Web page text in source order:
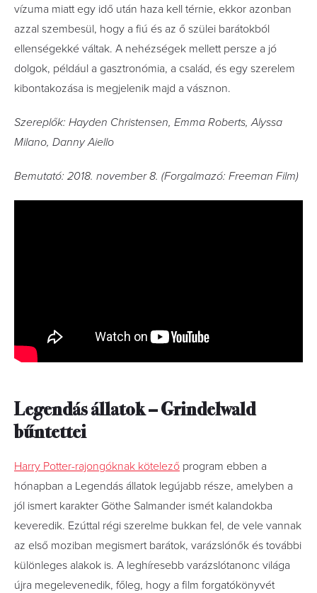
vízuma miatt egy idő után haza kell térnie, ekkor azonban
azzal szembesül, hogy a fiú és az ő szülei barátokból
ellenségekké váltak. A nehézségek mellett persze a jó
dolgok, például a gasztronómia, a család, és egy szerelem
kibontakozása is megjelenik majd a vásznon.
Szereplők: Hayden Christensen, Emma Roberts, Alyssa
Milano, Danny Aiello
Bemutató: 2018. november 8. (Forgalmazó: Freeman Film)
Legendás állatok – Grindelwald
bűntettei
Harry Potter-rajongóknak kötelező program ebben a
hónapban a Legendás állatok legújabb része, amelyben a
jól ismert karakter Göthe Salmander ismét kalandokba
keveredik. Ezúttal régi szerelme bukkan fel, de vele vannak
az első moziban megismert barátok, varázslónők és további
különleges alakok is. A leghíresebb varázslótanonc világa
újra megelevenedik, főleg, hogy a film forgatókönyvét